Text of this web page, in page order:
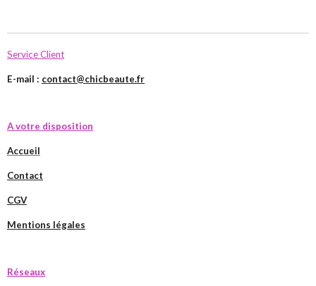
Service Client
E-mail : contact@chicbeaute.fr
A votre disposition
Accueil
Contact
CGV
Mentions légales
Réseaux